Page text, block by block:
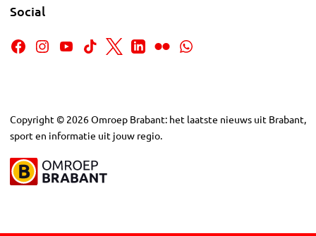
Social
Copyright © 2026Omroep Brabant: het laatste nieuws uit Brabant,
sport en informatie uit jouw regio.